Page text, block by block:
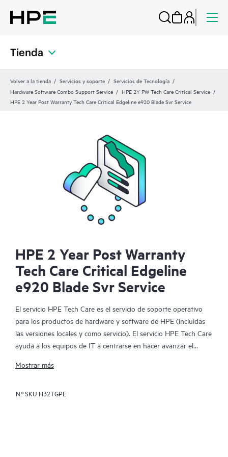
Tienda
Volver a la tienda Servicios y soporte
Servicios de Tecnología
Hardware Software Combo Support Service
HPE 2Y PW Tech Care Critical Service
HPE 2 Year Post Warranty Tech Care Critical Edgeline e920 Blade Svr Service
HPE 2 Year Post Warranty
Tech Care Critical Edgeline
e920 Blade Svr Service
El servicio HPE Tech Care es el servicio de soporte operativo
para los productos de hardware y software de HPE (incluidas
las versiones locales y como servicio). El servicio HPE Tech Care
ayuda a los equipos de IT a centrarse en hacer avanzar el
las cosas, en lugar de tener que dedicarse tan solo a reaccionar
Mostrar más
N.º SKU H32TGPE